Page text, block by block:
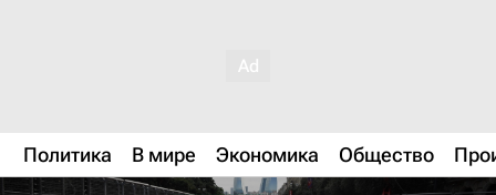
Политика В мире Экономика Общество